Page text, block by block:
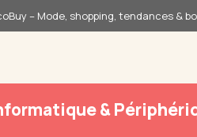
– Mode, shopping, tendances &
&